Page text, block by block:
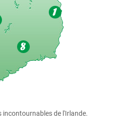
incontournables de l'Irlande.